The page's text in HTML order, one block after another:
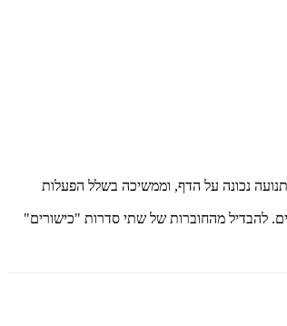
נכונה על הדף, וממשיכה בשלל הפעלות
צעירים. להבדיל מהחוברות של שתי סדרות "כישורים"